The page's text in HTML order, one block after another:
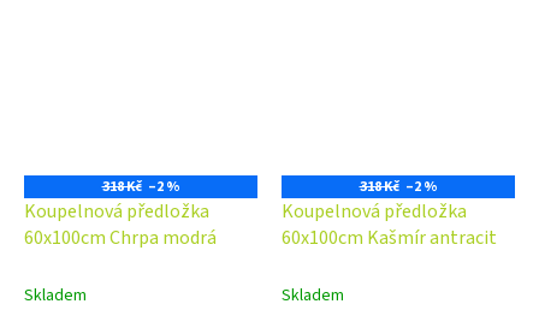
318 Kč –2 %
Koupelnová předložka
60x100cm Chrpa modrá
Skladem
318 Kč –2 %
Koupelnová předložka
60x100cm Kašmír antracit
Skladem